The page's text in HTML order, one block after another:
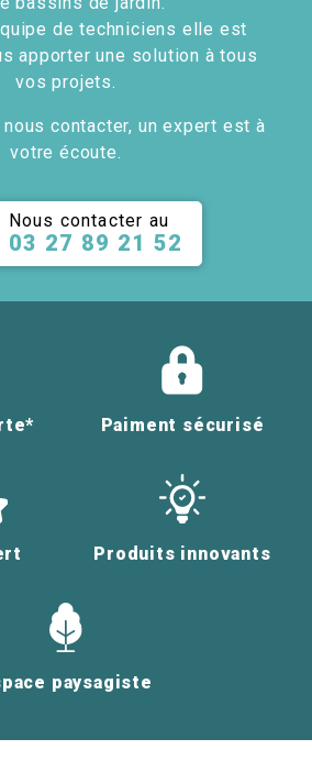
de techniciens elle est
apporter une solution à tous
vos projets.
contacter, un expert est à
votre écoute.
Nous contacter au
03 27 89 21 52
Paiment sécurisé
Produits innovants
paysagiste